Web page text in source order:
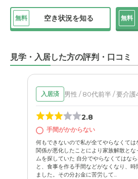
きっと、看護師さんやスタッフの方
なことまでお互いに共有して、体調
ているのだと思います。肺炎になっ
かな対応には、本当に頭が下がる思
さんの存在も、この施設を選んで良
大きな理由の一つです。
他の施設では、代表の方のお顔を拝
直接お話をする機会なんてほとんど
も、長谷川さんは違うんです。
例えば、お散歩の時間。長谷川さん
いていれば、本人の手を引いて一緒
ただ、それもこれも、施設のおかげ
わがままを言えるようになったこと
なのだと受け止めています。幸い、
て、綺麗な景色を見たり、好きなも
を作るようにしています。
元気になった分、昔住んでいた一人
や、入院していた病院の広いお庭な
そこは良かった」と懐かしむことも
今の生活に感謝しているのが伝わっ
げで今の自分があるのだから、あれ
がままよね」と、自分で自分を納得
無料 空き状況を知る 無料
見学・入居した方の評判・口コミ
入居済 男性 / 80代前半 / 要介護
2.8
手間がかからない
何もできないので私が全てやらなくて
関係が悪化したことにより家族解散とな
ムを探していた 自分でやらなくてはな
と、食事を作る手間などがなくなり、
ました。その分お金に苦労して...